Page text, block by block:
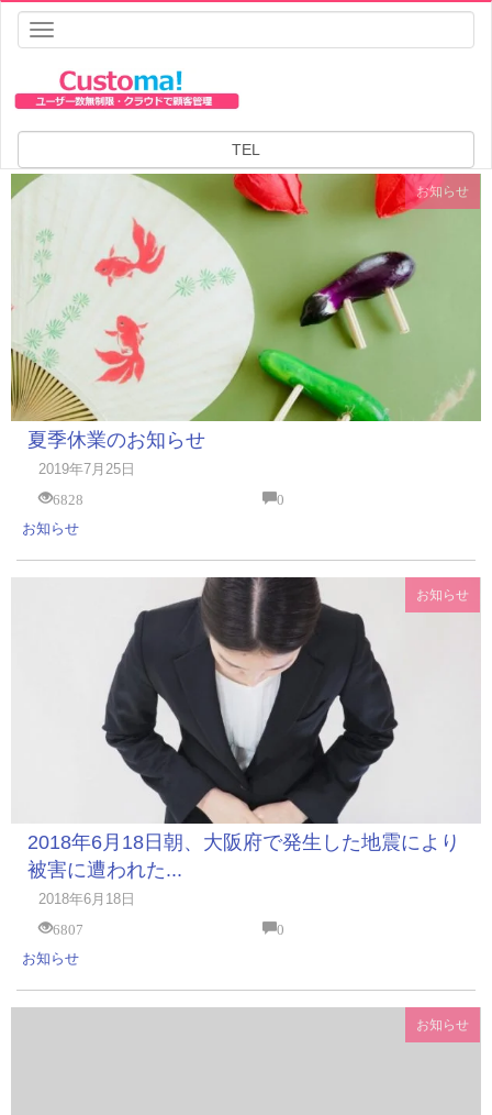
navigation
TEL
HOME お知らせ アーカイブ | 株式会社アイバス
お知らせ
お知らせ
夏季休業のお知らせ
2019年7月25日
6828
0
お知らせ
お知らせ
2018年6月18日朝、大阪府で発生した地震により
被害に遭われた...
2018年6月18日
6807
0
お知らせ
お知らせ